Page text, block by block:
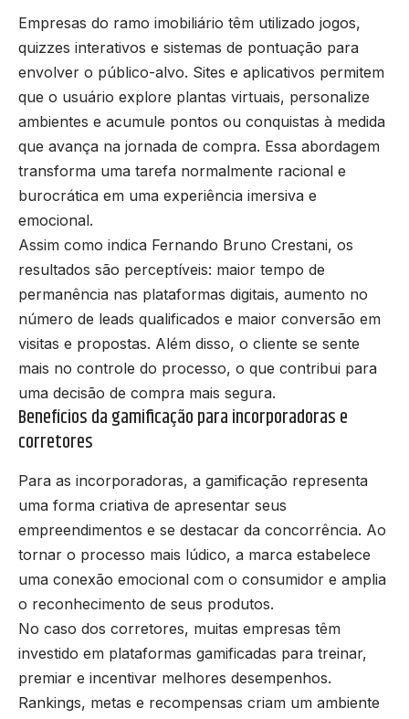
Empresas do ramo imobiliário têm utilizado jogos,
quizzes interativos e sistemas de pontuação para
envolver o público-alvo. Sites e aplicativos permitem
que o usuário explore plantas virtuais, personalize
ambientes e acumule pontos ou conquistas à medida
que avança na jornada de compra. Essa abordagem
transforma uma tarefa normalmente racional e
burocrática em uma experiência imersiva e
emocional.
Assim como indica Fernando Bruno Crestani, os
resultados são perceptíveis: maior tempo de
permanência nas plataformas digitais, aumento no
número de leads qualificados e maior conversão em
visitas e propostas. Além disso, o cliente se sente
mais no controle do processo, o que contribui para
uma decisão de compra mais segura.
Benefícios da gamificação para incorporadoras e
corretores
Para as incorporadoras, a gamificação representa
uma forma criativa de apresentar seus
empreendimentos e se destacar da concorrência. Ao
tornar o processo mais lúdico, a marca estabelece
uma conexão emocional com o consumidor e amplia
o reconhecimento de seus produtos.
No caso dos corretores, muitas empresas têm
investido em plataformas gamificadas para treinar,
premiar e incentivar melhores desempenhos.
Rankings, metas e recompensas criam um ambiente